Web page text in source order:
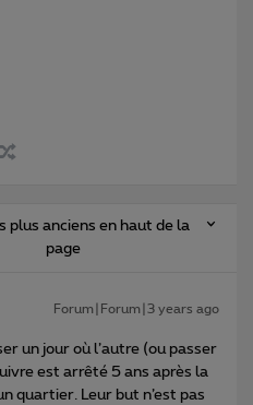
plus anciens en haut de la
page
Forum|Forum|3 years ago
un jour où l’autre (ou passer
est arrêté 5 ans après la
quartier. Leur but n’est pas